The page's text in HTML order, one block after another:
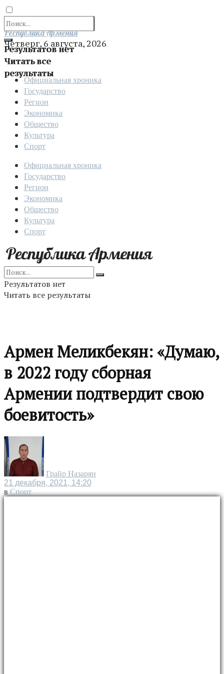
Результатов нет
Читать все
результаты
Отправить
Республика Армения
Четверг, 6 августа, 2026
Официальная хроника
Государство
Регион
Экономика
Общество
Культура
Спорт
Официальная хроника
Государство
Регион
Экономика
Общество
Культура
Спорт
Результатов нет
Читать все результаты
Армен Меликбекян: «Думаю,
в 2022 году сборная
Армении подтвердит свою
боевитость»
Грайр Назарян
21 декабря, 2021, 14:20
в Спорт